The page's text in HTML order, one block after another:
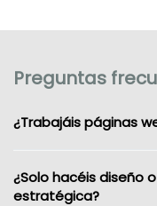
Preguntas
¿Trabajáis páginas
¿Solo hacéis diseño
estratégica?